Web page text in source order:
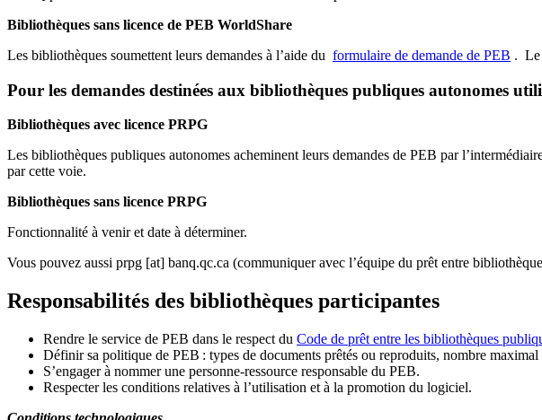
Bibliothèques sans licence de PEB WorldShare
Les bibliothèques soumettent leurs demandes à l’aide du formulaire de demande de PEB . Le
Pour les demandes destinées aux bibliothèques publiques autonomes
Bibliothèques avec licence PRPG
Les bibliothèques publiques autonomes acheminent leurs demandes de PEB par
par cette voie.
Bibliothèques sans licence PRPG
Fonctionnalité à venir et date à déterminer.
Vous pouvez aussi prpg [at] banq.qc.ca (communiquer avec l’équipe du prêt entre
Responsabilités des bibliothèques participantes
Rendre le service de PEB dans le respect du Code de prêt entre les bibliothèques
Définir sa politique de PEB : types de documents prêtés ou reproduits, nombre
S’engager à nommer une personne-ressource responsable du PEB.
Respecter les conditions relatives à l’utilisation et à la promotion du logiciel.